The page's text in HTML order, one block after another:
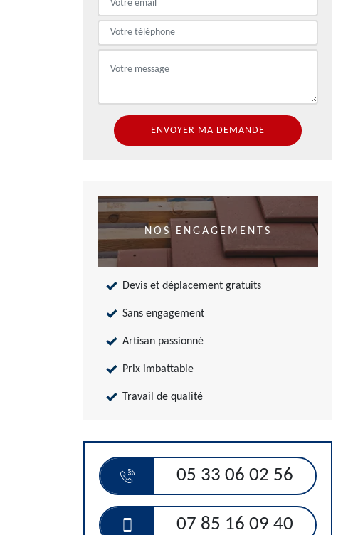
NOS ENGAGEMENTS
Devis et déplacement gratuits
Sans engagement
Artisan passionné
Prix imbattable
Travail de qualité
05 33 06 02 56
07 85 16 09 40